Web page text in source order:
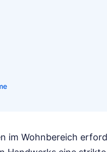
im Wohnbereich